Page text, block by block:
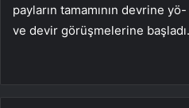
payların tamamının devrine
ve devir görüşmelerine başladı.